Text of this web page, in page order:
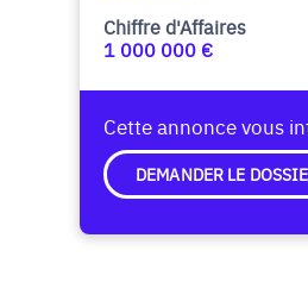
Chiffre d'Affaires
1 000 000 €
Cette annonce vous
DEMANDER LE